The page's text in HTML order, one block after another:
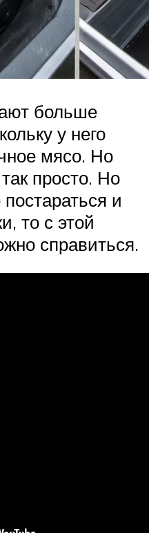
больше
у него
мясо. Но
просто. Но
и
то с этой
справиться.